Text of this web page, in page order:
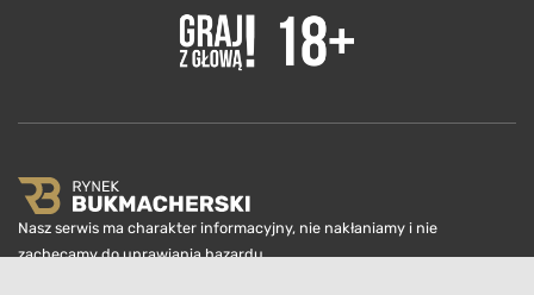
Nasz serwis ma charakter informacyjny, nie nakłaniamy i nie
zachęcamy do uprawiania hazardu.